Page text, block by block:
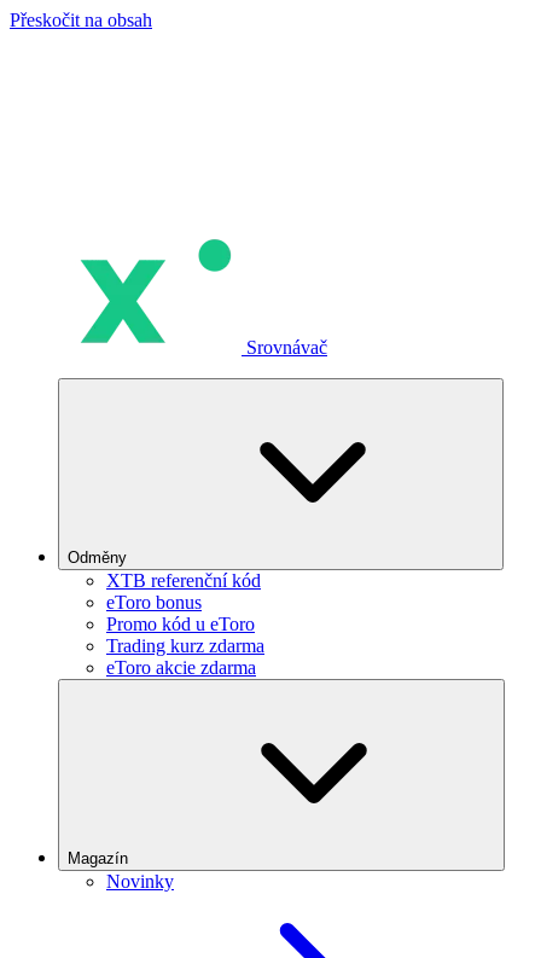
Přeskočit na obsah
Srovnávač
Odměny
XTB referenční kód
eToro bonus
Promo kód u eToro
Trading kurz zdarma
eToro akcie zdarma
Magazín
Novinky